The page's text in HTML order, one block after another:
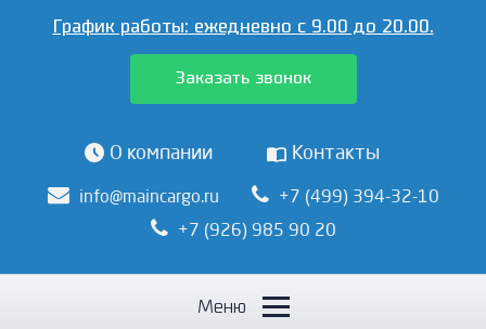
График работы: ежедневно с 9.00 до 20.00.
Заказать звонок
О компании Контакты
info@maincargo.ru
+7 (499) 394-32-10
+7 (926) 985 90 20
Меню